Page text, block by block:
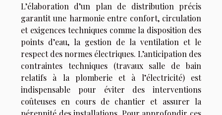
L’élaboration d’un plan de distribution précis
garantit une harmonie entre confort, circulation
et exigences techniques comme la disposition des
points d’eau, la gestion de la ventilation et le
respect des normes électriques. L’anticipation des
contraintes techniques (travaux salle de bain
relatifs à la plomberie et à l’électricité) est
indispensable pour éviter des interventions
coûteuses en cours de chantier et assurer la